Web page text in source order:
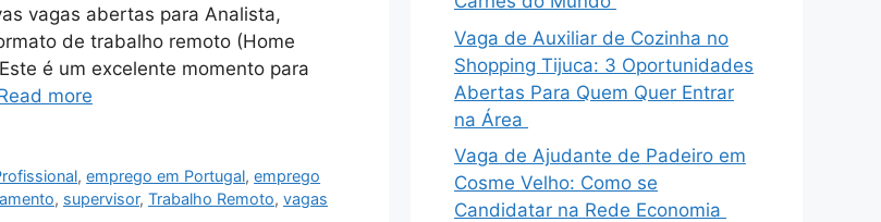
vagas abertas para Analista,
de trabalho remoto (Home
é um excelente momento para
more
,emprego em Portugal,emprego
, supervisor, Trabalho Remoto, vagas
Vaga de Auxiliar de Cozinha no
Shopping Tijuca: 3 Oportunidades
Abertas Para Quem Quer Entrar
na Área
Vaga de Ajudante de Padeiro em
Cosme Velho: Como se
Candidatar na Rede Economia